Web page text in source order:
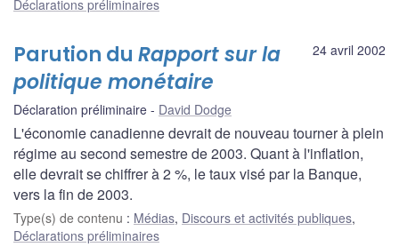
Déclarations préliminaires
24 avril 2002
Parution du Rapport sur la
politique monétaire
Déclaration préliminaire David Dodge
L'économie canadienne devrait de nouveau tourner à plein
régime au second semestre de 2003. Quant à l'inflation,
elle devrait se chiffrer à 2 %, le taux visé par la Banque,
vers la fin de 2003.
Type(s) de contenu : Médias, Discours et activités publiques,
Déclarations préliminaires